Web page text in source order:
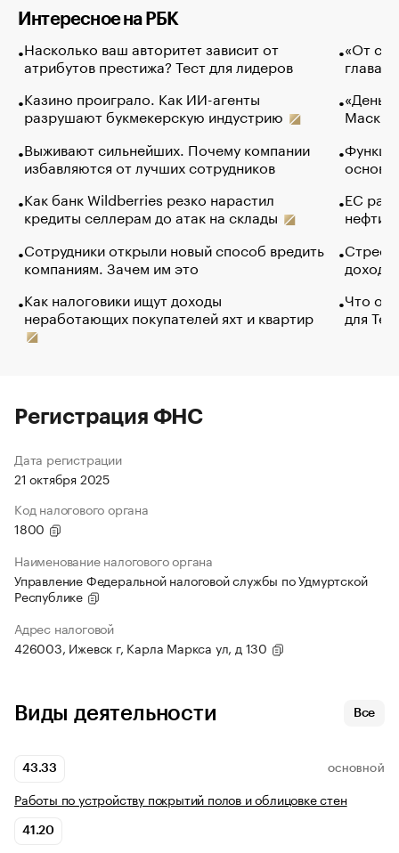
Интересное на РБК
Насколько ваш авторитет зависит от
атрибутов престижа? Тест для лидеров
Казино проиграло. Как ИИ-агенты
разрушают букмекерскую индустрию
Выживают сильнейших. Почему компании
избавляются от лучших сотрудников
Как банк Wildberries резко нарастил
кредиты селлерам до атак на склады
Сотрудники открыли новый способ вредить
компаниям. Зачем им это
Как налоговики ищут доходы
неработающих покупателей яхт и квартир
«От
глава
Маск в
основ
ЕС
нефти
Что
для
Регистрация ФНС
Дата регистрации
21 октября 2025
Код налогового органа
1800
Наименование налогового органа
Управление Федеральной налоговой службы по Удмуртской
Республике
Адрес налоговой
426003, Ижевск г, Карла Маркса ул, д 130
Виды деятельности Все
43.33 ОСНОВНОЙ
Работы по устройству покрытий полов и облицовке стен
41.20